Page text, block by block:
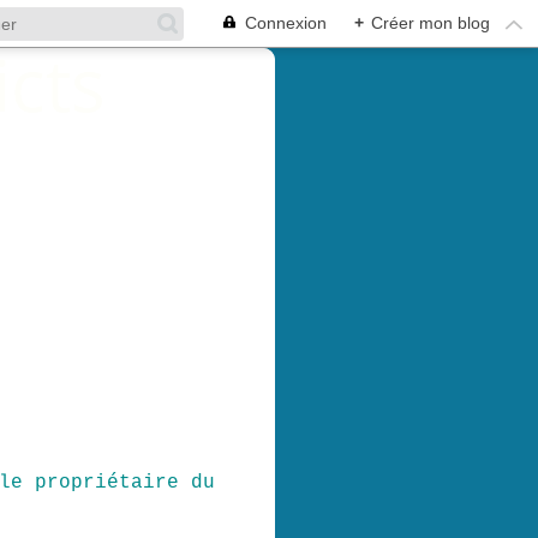
Connexion + Créer mon blog
propriétaire du